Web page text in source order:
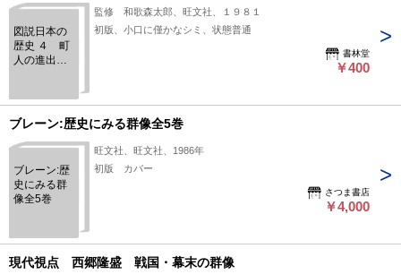
図説日本の
歴史 ４ 町
人の進出
監修 和歌森太郎、旺文社、１９８１
初版、小口に僅かなシミ、状態普通
書林堂
￥400
ブレーン:歴史にみる群像全5巻
ブレーン:歴
史にみる群
像全5巻
旺文社、旺文社、1986年
初版 カバー
さつま書店
￥4,000
現代視点 西郷隆盛 戦国・幕末の群像